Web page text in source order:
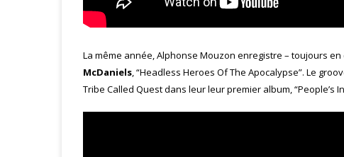
La même année, Alphonse Mouzon enregistre – toujours
McDaniels, “Headless Heroes Of The Apocalypse”. Le
Tribe Called Quest dans leur leur premier album, “People’s